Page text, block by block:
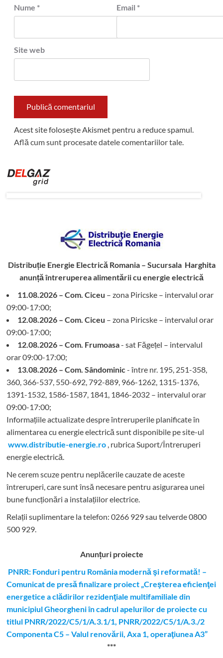
Nume * Email *
Site web
Acest site folosește Akismet pentru a reduce spamul.
Află cum sunt procesate datele comentariilor tale.
Distribuție Energie Electrică Romania – Sucursala Harghita
anunță întreruperea alimentării cu energie electrică
11.08.2026 – Com. Ciceu – zona Piricske – intervalul orar
09:00-17:00;
12.08.2026 – Com. Ciceu – zona Piricske – intervalul orar
09:00-17:00;
12.08.2026 – Com. Frumoasa- sat Făgețel – intervalul
orar 09:00-17:00;
13.08.2026 – Com. Sândominic - între nr. 195, 251-358,
360, 366-537, 550-692, 792-889, 966-1262, 1315-1376,
1391-1532, 1586-1587, 1841, 1846-2032 – intervalul orar
09:00-17:00;
Informațiile actualizate despre întreruperile planificate în
alimentarea cu energie electrică sunt disponibile pe site-ul
www.distributie-energie.ro , rubrica Suport/Întreruperi
energie electrică.
Ne cerem scuze pentru neplăcerile cauzate de aceste
întreruperi, care sunt însă necesare pentru asigurarea unei
bune funcționări a instalațiilor electrice.
Relații suplimentare la telefon: 0266 929 sau telverde 0800
500 929.
Anunțuri proiecte
PNRR: Fonduri pentru România modernă şi reformată! –
Comunicat de presă finalizare proiect „Creşterea eficienţei
energetice a clădirilor rezidenţiale multifamiliale din
municipiul Gheorgheni în cadrul apelurilor de proiecte cu
titlul PNRR/2022/C5/1/A.3.1/1, PNRR/2022/C5/1/A.3./2
Componenta C5 – Valul renovării, Axa 1, operaţiunea A3”
***